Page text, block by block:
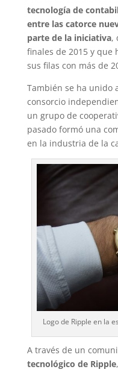
tecnología de
entre las catorce
parte de la iniciativa,
finales de 2015 y que
sus filas con más de
También se ha unido
consorcio
un grupo de
pasado formó una
en la industria de la
Logo de Ripple en la
A través de un
tecnológico de Ripple